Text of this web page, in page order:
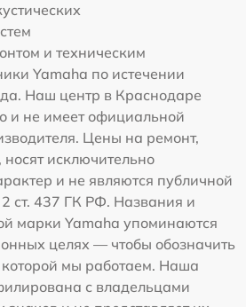
и техническим
Yamaha по истечении
Наш центр в Краснодаре
и не имеет официальной
Цены на ремонт,
исключительно
и не являются публичной
ст. 437 ГК РФ. Названия и
марки Yamaha упоминаются
целях — чтобы обозначить
которой мы работаем. Наша
с владельцами